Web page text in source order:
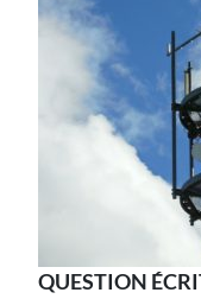
QUESTION